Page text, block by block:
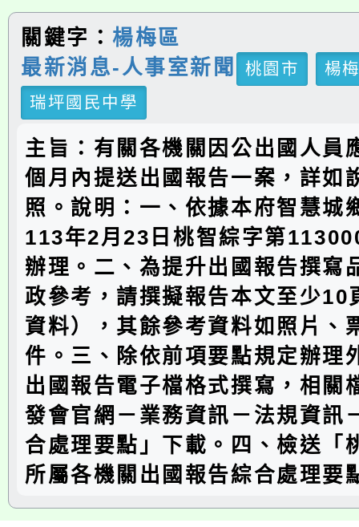
關鍵字： 楊梅區
最新消息-人事室新聞
桃園市
楊
瑞坪國民中學
主旨：有關各機關因公出國人員
個月內提送出國報告一案，詳如
照。說明：一、依據本府智慧城
113年2月23日桃智綜字第
辦理。二、為提升出國報告撰寫
政參考，請撰擬報告本文至少10
資料），其餘參考資料如照片、
件。三、除依前項要點規定辦理
出國報告電子檔格式撰寫，相關
發會官網－業務資訊－法規資訊
合處理要點」下載。四、檢送「
所屬各機關出國報告綜合處理要